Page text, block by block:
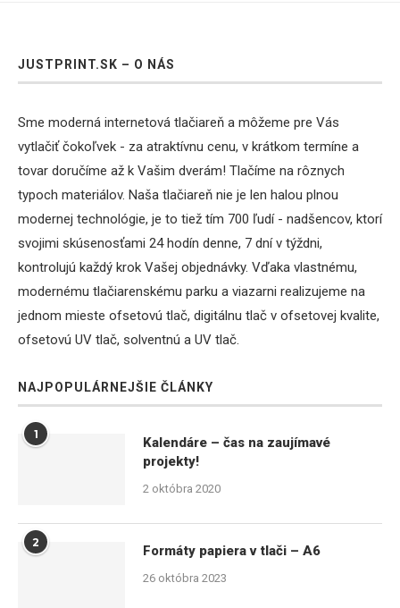
JUSTPRINT.SK – O NÁS
Sme moderná internetová tlačiareň a môžeme pre Vás
vytlačiť čokoľvek - za atraktívnu cenu, v krátkom termíne a
tovar doručíme až k Vašim dverám! Tlačíme na rôznych
typoch materiálov. Naša tlačiareň nie je len halou plnou
modernej technológie, je to tiež tím 700 ľudí - nadšencov, ktorí
svojimi skúsenosťami 24 hodín denne, 7 dní v týždni,
kontrolujú každý krok Vašej objednávky. Vďaka vlastnému,
modernému tlačiarenskému parku a viazarni realizujeme na
jednom mieste ofsetovú tlač, digitálnu tlač v ofsetovej kvalite,
ofsetovú UV tlač, solventnú a UV tlač.
NAJPOPULÁRNEJŠIE ČLÁNKY
1
Kalendáre – čas na zaujímavé
projekty!
2 októbra 2020
2
Formáty papiera v tlači – A6
26 októbra 2023